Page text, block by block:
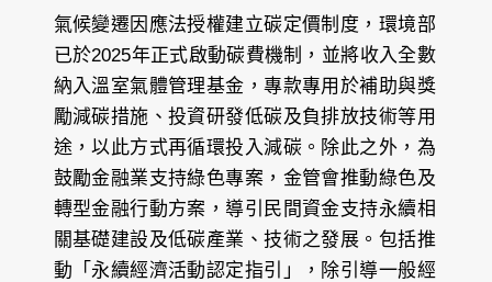
氣候變遷因應法授權建立碳定價制度，環境部
已於2025年正式啟動碳費機制，並將收入全數
納入溫室氣體管理基金，專款專用於補助與獎
勵減碳措施、投資研發低碳及負排放技術等用
途，以此方式再循環投入減碳。除此之外，為
鼓勵金融業支持綠色專案，金管會推動綠色及
轉型金融行動方案，導引民間資金支持永續相
關基礎建設及低碳產業、技術之發展。包括推
動「永續經濟活動認定指引」，除引導一般經